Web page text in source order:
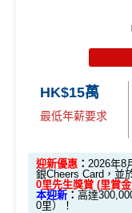
HK$15萬
最低年薪要求
迎新優惠 ： 2026年8
銀Cheers Card，並
0⾥先⽣獎賞 (⾥賞
本迎新 ： 高達
0里）！